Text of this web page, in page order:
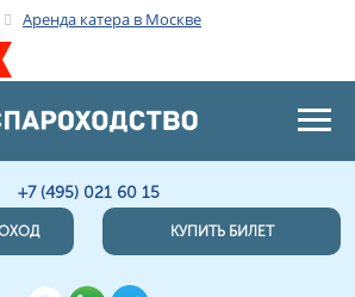
Аренда катера в Москве
+7 (495) 021 60 15
КУПИТЬ БИЛЕТ